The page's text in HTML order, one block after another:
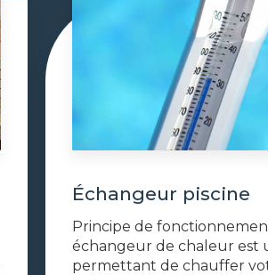
Échangeur piscine
Principe de
échangeur de chaleur est
permettant de chauffer